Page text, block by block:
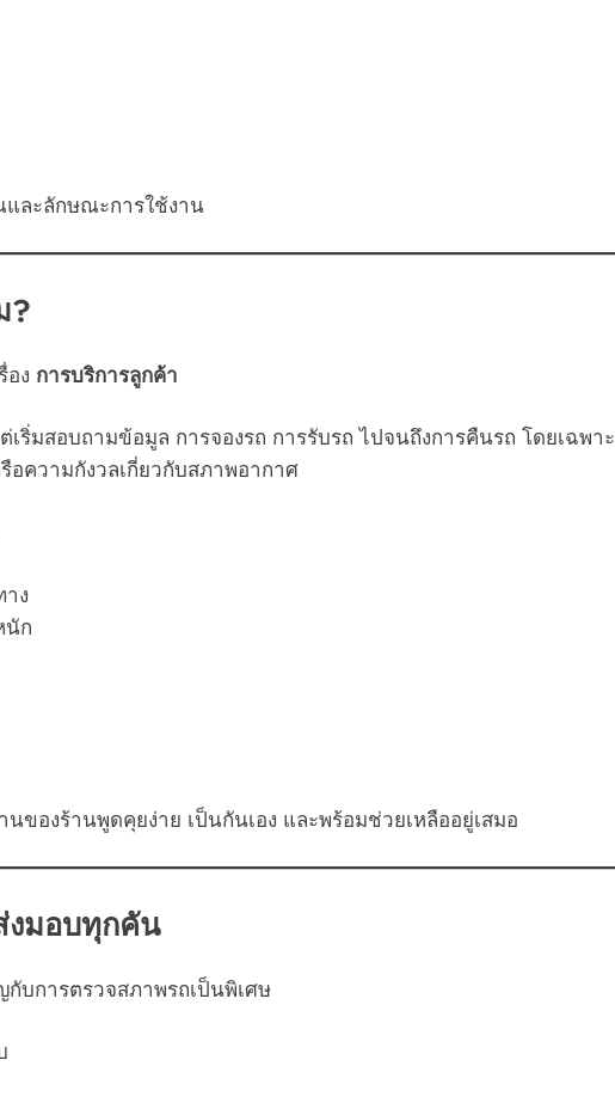
และลักษณะการใช้งาน
?
อง การบริการลูกค้า
ริ่มสอบถามข้อมูล การจองรถ การรับรถ ไปจนถึงการคืนรถ โดยเฉพาะ
ความกังวลเกี่ยวกับสภาพอากาศ
ง
นัก
ของร้านพูดคุยง่าย เป็นกันเอง และพร้อมช่วยเหลืออยู่เสมอ
งมอบทุกคัน
บการตรวจสภาพรถเป็นพิเศษ